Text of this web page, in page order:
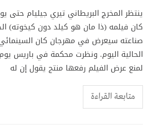
ينتظر المخرج البريطاني تيري جيليام حتى
صناعته سيعرض في مهرجان كان السينمائي
الحالية اليوم. ونظرت محكمة في باريس
لمنع عرض الفيلم رفعها منتج يقول إن له
متابعة القراءة